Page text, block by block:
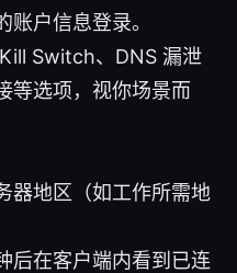
户信息登录。
Switch、DNS 漏泄
等选项，视你场景而
器地区（如工作所需地
后在客户端内看到已连